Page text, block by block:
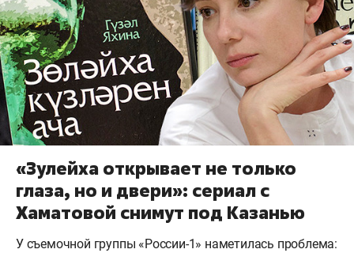
«Зулейха открывает не только
глаза, но и двери»: сериал с
Хаматовой снимут под Казанью
У съемочной группы «России-1» наметилась проблема: